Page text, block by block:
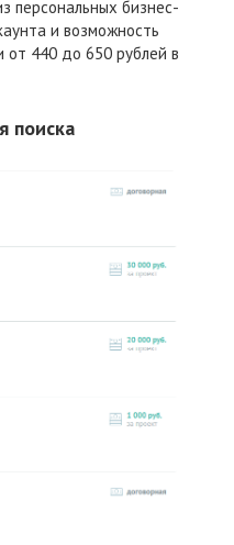
персональных бизнес-
и возможность
от 440 до 650 рублей в
поиска